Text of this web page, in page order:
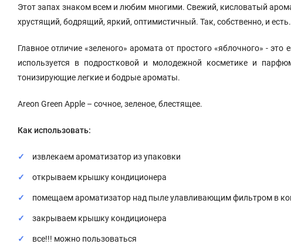
Этот запах знаком всем и любим многими. Свежий, кисловатый
хрустящий, бодрящий, яркий, оптимистичный. Так, собственно, и есть.
Главное отличие «зеленого» аромата от простого «яблочного» -
используется в подростковой и молодежной косметике и
тонизирующие легкие и бодрые ароматы.
Areon Green Apple – сочное, зеленое, блестящее.
Как использовать:
извлекаем ароматизатор из упаковки
открываем крышку кондиционера
помещаем ароматизатор над пыле улавливающим фильтром в
закрываем крышку кондиционера
все!!! можно пользоваться